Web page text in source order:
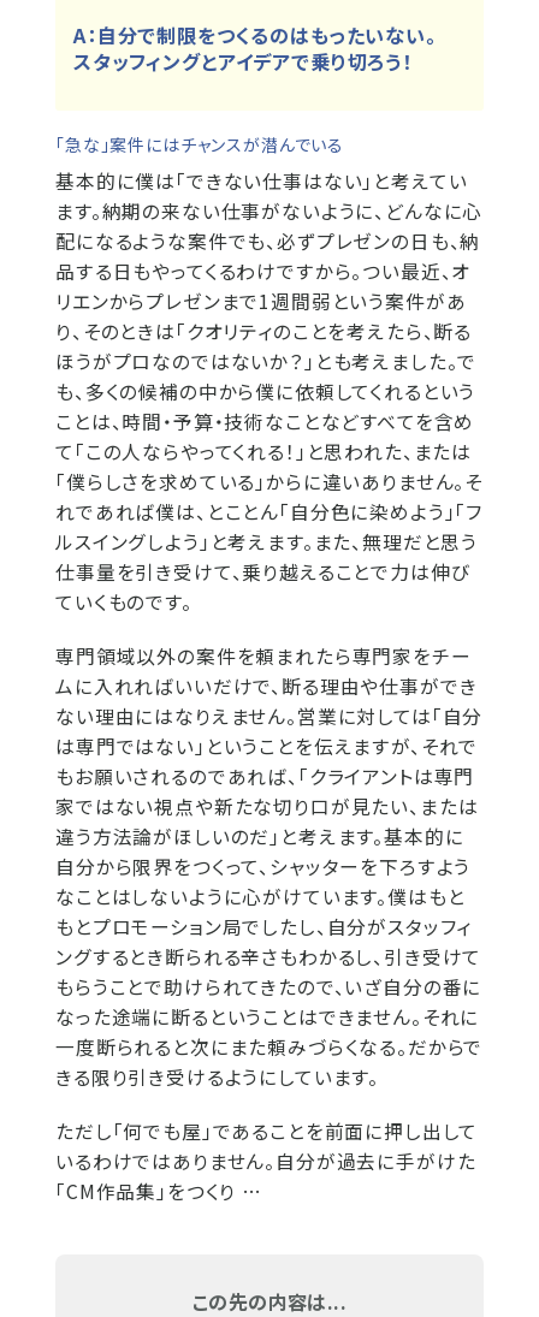
A：自分で制限をつくるのはもったいない。
スタッフィングとアイデアで乗り切ろう！
「急な」案件にはチャンスが潜んでいる
基本的に僕は「できない仕事はない」と考えてい
ます。納期の来ない仕事がないように、どんなに心
配になるような案件でも、必ずプレゼンの日も、納
品する日もやってくるわけですから。つい最近、オ
リエンからプレゼンまで1週間弱という案件があ
り、そのときは「クオリティのことを考えたら、断る
ほうがプロなのではないか？」とも考えました。で
も、多くの候補の中から僕に依頼してくれるという
ことは、時間・予算・技術なことなどすべてを含め
て「この人ならやってくれる！」と思われた、または
「僕らしさを求めている」からに違いありません。そ
れであれば僕は、とことん「自分色に染めよう」「フ
ルスイングしよう」と考えます。また、無理だと思う
仕事量を引き受けて、乗り越えることで力は伸び
ていくものです。
専門領域以外の案件を頼まれたら専門家をチー
ムに入れればいいだけで、断る理由や仕事ができ
ない理由にはなりえません。営業に対しては「自分
は専門ではない」ということを伝えますが、それで
もお願いされるのであれば、「クライアントは専門
家ではない視点や新たな切り口が見たい、または
違う方法論がほしいのだ」と考えます。基本的に
自分から限界をつくって、シャッターを下ろすよう
なことはしないように心がけています。僕はもと
もとプロモーション局でしたし、自分がスタッフィ
ングするとき断られる辛さもわかるし、引き受けて
もらうことで助けられてきたので、いざ自分の番に
なった途端に断るということはできません。それに
一度断られると次にまた頼みづらくなる。だからで
きる限り引き受けるようにしています。
ただし「何でも屋」であることを前面に押し出して
いるわけではありません。自分が過去に手がけた
「CM作品集」をつくり …
この先の内容は...